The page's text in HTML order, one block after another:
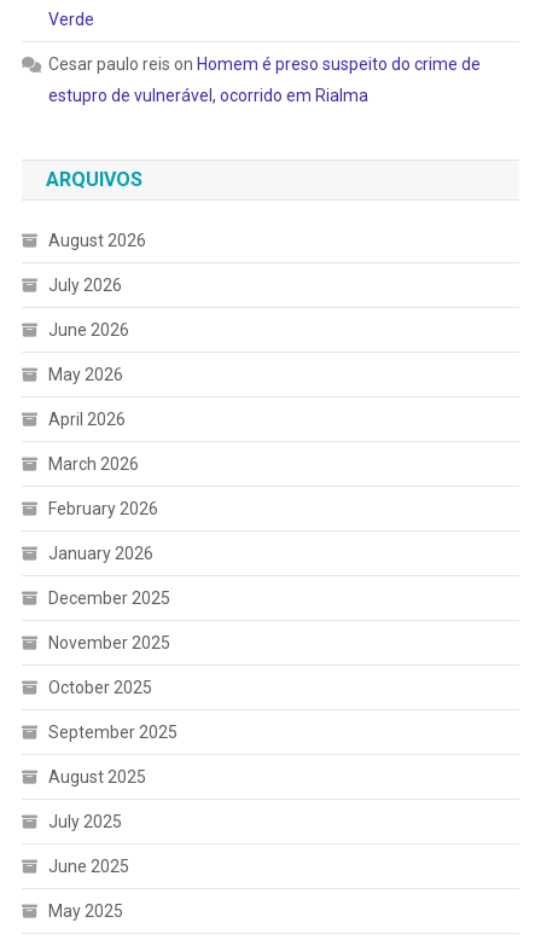
Verde
Cesar paulo reis on Homem é preso suspeito do crime de
estupro de vulnerável, ocorrido em Rialma
ARQUIVOS
August 2026
July 2026
June 2026
May 2026
April 2026
March 2026
February 2026
January 2026
December 2025
November 2025
October 2025
September 2025
August 2025
July 2025
June 2025
May 2025